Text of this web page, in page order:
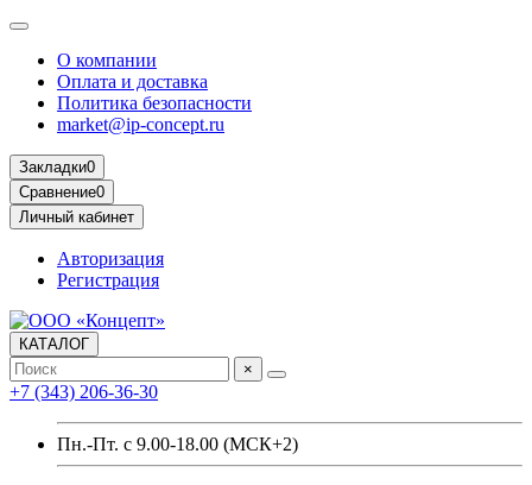
О компании
Оплата и доставка
Политика безопасности
market@ip-concept.ru
Закладки0
Сравнение0
Личный кабинет
Авторизация
Регистрация
КАТАЛОГ
×
+7 (343) 206-36-30
Пн.-Пт. с 9.00-18.00 (МСК+2)